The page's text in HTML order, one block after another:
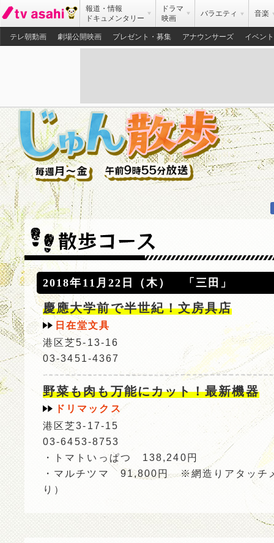
報道・情報
ドキュメンタリー
ドラマ
映画
バラエティ 音楽
テレ朝動画 劇場公開映画 プレゼント・募集 アナウンサーズ イベント
2018年11月22日（木） 「三田」
慶應大学前で半世紀！文房具店
日在堂文具
港区芝5-13-16
03-3451-4367
野菜も肉も万能にカット！最新機器
ドリマックス
港区芝3-17-15
03-6453-8753
・トマトいっぱつ 138,240円
・マルチツマ 91,800円 ※網造りアタッチ
り）